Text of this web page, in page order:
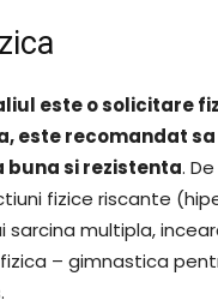
este o solicitare
este recomandat
buna si rezistenta.
fizice riscante
sarcina multipla,
– gimnastica